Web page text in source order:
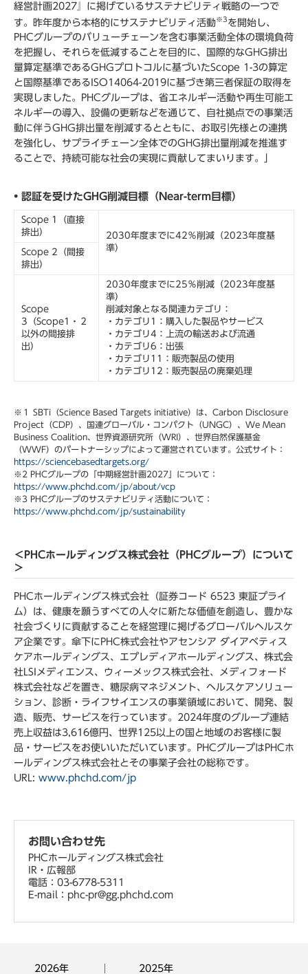
経営計画2027』に掲げているサステナビリティ戦略の一つで
す。昨年度から本格的にサステナビリティ活動※3 を開始し、
PHCグループのバリューチェーンを含む事業活動全体の環境負荷
を把握し、それらを低減することを目的に、国際的なGHG排出
量算定基準であるGHGプロトコルに基づいたScope 1-3の算定
と国際基準であるISO14064-2019に基づき第三者保証の取得を
実現しました。PHCグループは、省エネルギー活動や再生可能エ
ネルギーの導入、設備の更新などを通じて、自社拠点での事業活
動に伴うGHG排出量を削減するとともに、お取引先様との連携
を強化し、サプライチェーン全体でのGHG排出量削減を推進す
ることで、持続可能な社会の実現に貢献してまいります。」
• 認証を受けたGHG削減目標（Near-term目標）
Scope 1（直接
排出）
2030年度までに42％削減（2023年度基
準）
Scope 2（間接
排出）
Scope
3（Scope1・２
以外の間接排
出）
2030年度までに25％削減（2023年度基
準）
削減対象となる関連カテゴリ：
・カテゴリ1：購入した製品やサービス
・カテゴリ4：上流の輸送および流通
・カテゴリ6：出張
・カテゴリ11：販売製品の使用
・カテゴリ12：販売製品の廃棄処理
※１ SBTi（Science Based Targets initiative）は、Carbon Disclosure
Project（CDP）、国連グローバル・コンパクト（UNGC）、We Mean
Business Coalition、世界資源研究所（WRI）、世界自然保護基金
（WWF）のパートナーシップによって運営されています。公式サイト：
https://sciencebasedtargets.org/
※2 PHCグループの「中期経営計画2027」について：
https://www.phchd.com/jp/about/vcp
※3 PHCグループのサステナビリティ活動について：
https://www.phchd.com/jp/sustainability
＜PHCホールディングス株式会社（PHCグループ）について
＞
PHCホールディングス株式会社（証券コード 6523 東証プライ
ム）は、健康を願うすべての人々に新たな価値を創造し、豊かな
社会づくりに貢献することを経営理に掲げるグローバルヘルスケ
ア企業です。傘下にPHC株式会社やアセンシア ダイアベティス
ケアホールディングス、エプレディアホールディングス、株式会
社LSIメディエンス、ウィーメックス株式会社、メディフォード
株式会社などを置き、糖尿病マネジメント、ヘルスケアソリュー
ション、診断・ライフサイエンスの事業領域において、開発、製
造、販売、サービスを行っています。2024年度のグループ連結
売上収益は3,616億円、世界125以上の国と地域のお客様に製
品・サービスをお使いいただいています。PHCグループはPHCホ
ールディングス株式会社とその事業子会社の総称です。
URL: www.phchd.com/jp
お問い合わせ先
PHCホールディングス株式会社
IR・広報部
電話：03-6778-5311
E-mail：phc-pr@gg.phchd.com
2026年 2025年